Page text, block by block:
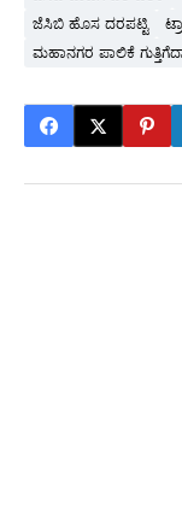
ಜೆಸಿಬಿ ಹೊಸ ದರಪಟ್ಟಿ
ಮಹಾನಗರ ಪಾಲಿಕೆ